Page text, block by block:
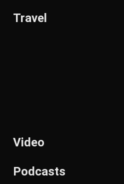
Travel
Video
Podcasts